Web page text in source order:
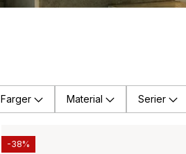
Farger Material Serier
-38%